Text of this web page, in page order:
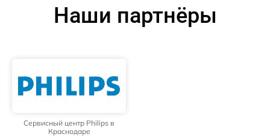
Наши партнёры
Сервисный центр Philips в
Краснодаре